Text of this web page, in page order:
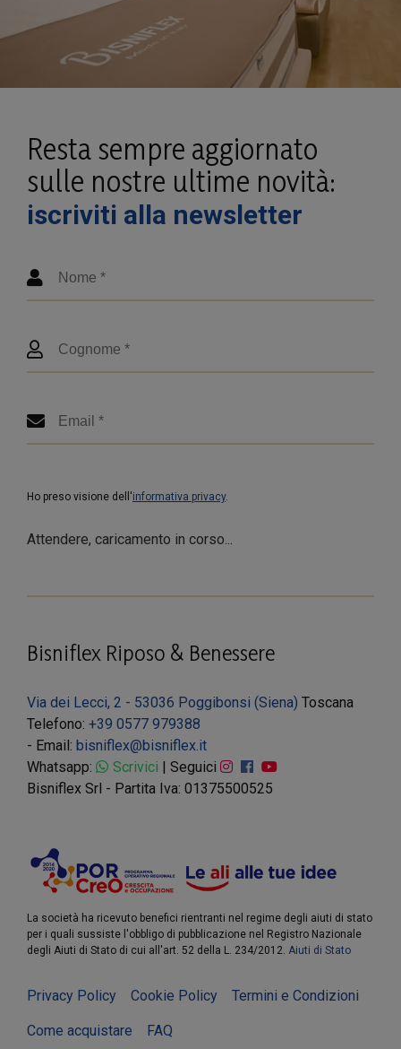
Resta sempre aggiornato
sulle nostre ultime novità:
iscriviti alla newsletter
Ho preso visione dell'informativa privacy.
Attendere, caricamento in corso...
Bisniflex Riposo & Benessere
Via dei Lecci, 2 - 53036 Poggibonsi (Siena) Toscana
Telefono: +39 0577 979388
- Email: bisniflex@bisniflex.it
Whatsapp:
Scrivici | Seguici
Bisniflex Srl - Partita Iva: 01375500525
La società ha ricevuto benefici rientranti nel regime degli aiuti di stato
per i quali sussiste l'obbligo di pubblicazione nel Registro Nazionale
degli Aiuti di Stato di cui all'art. 52 della L. 234/2012. Aiuti di Stato
Privacy Policy Cookie Policy Termini e Condizioni
Come acquistare FAQ